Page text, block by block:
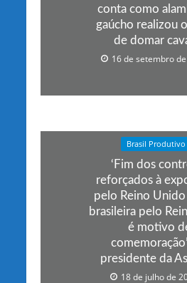
conta como
gaúcho realizou
de domar
16 de setembro
Brasil Produtivo
‘Fim dos
reforçados à
pelo Reino Unido
brasileira pelo
é motivo
presidente da
18 de julho de